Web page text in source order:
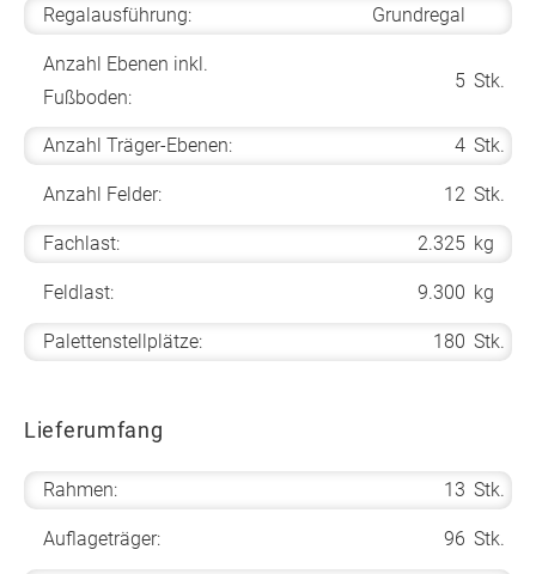
Regalausführung: Grundregal
Anzahl Ebenen inkl.
Fußboden:
5 Stk.
Anzahl Träger-Ebenen: 4 Stk.
Anzahl Felder: 12 Stk.
Fachlast: 2.325 kg
Feldlast: 9.300 kg
Palettenstellplätze: 180 Stk.
Lieferumfang
Rahmen: 13 Stk.
Auflageträger: 96 Stk.